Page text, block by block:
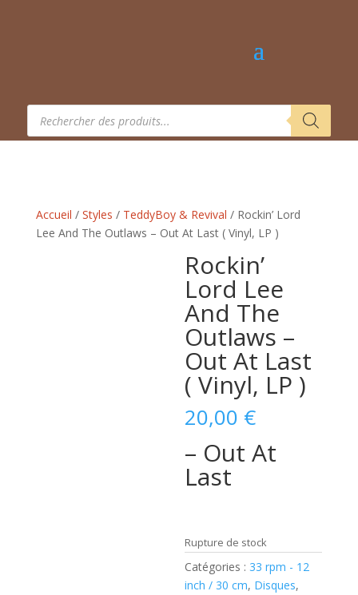
Recherche
produits
Accueil / Styles / TeddyBoy & Revival / Rockin’ Lord
Lee And The Outlaws – Out At Last ( Vinyl, LP )
Rockin’
Lord Lee
And The
Outlaws –
Out At Last
( Vinyl, LP )
20,00 €
– Out At
Last
Rupture de stock
Catégories : 33 rpm - 12
inch / 30 cm, Disques,